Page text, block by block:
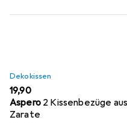
Dekokissen
EUR
19,90
Aspero 2 Kissenbezüge
Zarate